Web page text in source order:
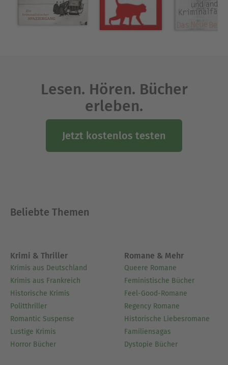
Sparte „Debüt“.
Lesen. Hören. Bücher
erleben.
Jetzt kostenlos testen
Beliebte Themen
Krimi & Thriller
Krimis aus Deutschland
Krimis aus Frankreich
Historische Krimis
Politthriller
Romantic Suspense
Lustige Krimis
Horror Bücher
Romane & Mehr
Queere Romane
Feministische Bücher
Feel-Good-Romane
Regency Romane
Historische Liebesromane
Familiensagas
Dystopie Bücher